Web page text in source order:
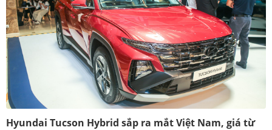
Hyundai Tucson Hybrid sắp ra mắt Việt Nam, giá từ